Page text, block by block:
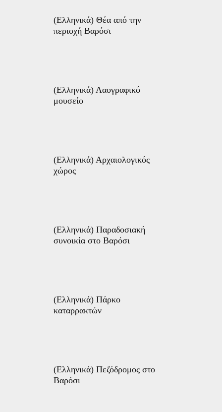
(Ελληνικά) Θέα από την
περιοχή Βαρόσι
(Ελληνικά) Λαογραφικό
μουσείο
(Ελληνικά) Αρχαιολογικός
χώρος
(Ελληνικά) Παραδοσιακή
συνοικία στο Βαρόσι
(Ελληνικά) Πάρκο
καταρρακτών
(Ελληνικά) Πεζόδρομος στο
Βαρόσι